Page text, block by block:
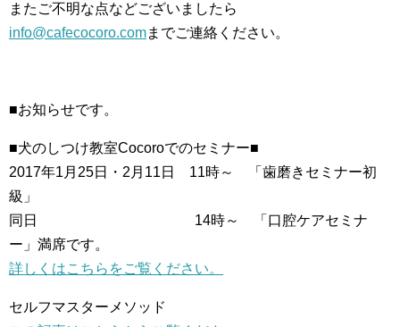
またご不明な点などございましたら
info@cafecocoro.comまでご連絡ください。
■お知らせです。
■犬のしつけ教室Cocoroでのセミナー■
2017年1月25日・2月11日 11時～ 「歯磨きセミナー初
級」
同日 14時～ 「口腔ケアセミナ
ー」満席です。
詳しくはこちらをご覧ください。
セルフマスターメソッド